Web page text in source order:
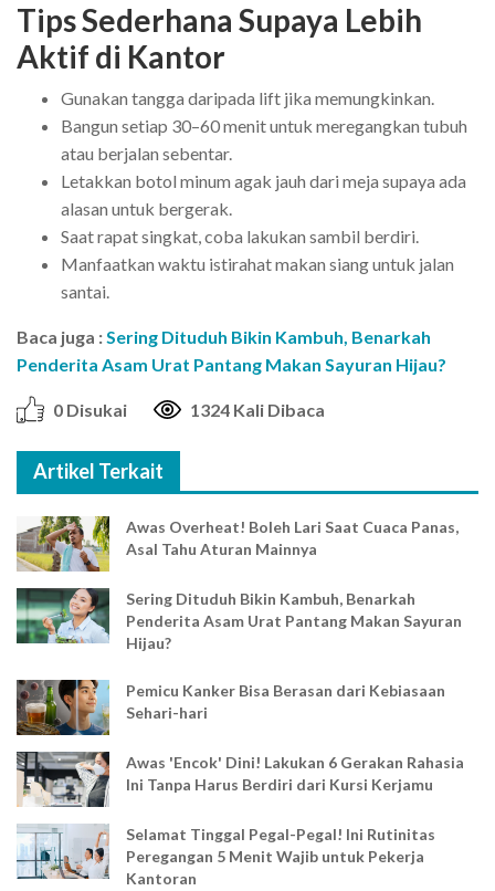
Tips Sederhana Supaya Lebih
Aktif di Kantor
Gunakan tangga daripada lift jika memungkinkan.
Bangun setiap 30–60 menit untuk meregangkan tubuh
atau berjalan sebentar.
Letakkan botol minum agak jauh dari meja supaya ada
alasan untuk bergerak.
Saat rapat singkat, coba lakukan sambil berdiri.
Manfaatkan waktu istirahat makan siang untuk jalan
santai.
Baca juga :Sering Dituduh Bikin Kambuh, Benarkah
Penderita Asam Urat Pantang Makan Sayuran Hijau?
0 Disukai 1324 Kali Dibaca
Artikel Terkait
Awas Overheat! Boleh Lari Saat Cuaca Panas,
Asal Tahu Aturan Mainnya
Sering Dituduh Bikin Kambuh, Benarkah
Penderita Asam Urat Pantang Makan Sayuran
Hijau?
Pemicu Kanker Bisa Berasan dari Kebiasaan
Sehari-hari
Awas 'Encok' Dini! Lakukan 6 Gerakan Rahasia
Ini Tanpa Harus Berdiri dari Kursi Kerjamu
Selamat Tinggal Pegal-Pegal! Ini Rutinitas
Peregangan 5 Menit Wajib untuk Pekerja
Kantoran